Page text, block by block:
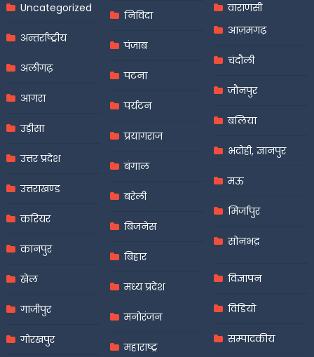
Uncategorized
अन्तर्राष्ट्रीय
अलीगढ़
आगरा
उड़ीसा
उत्तर प्रदेश
उत्तराखण्ड
करियर
कानपुर
खेल
गाजीपुर
गोरखपुर
निविदा
पंजाब
पटना
पर्यटन
प्रयागराज
बंगाल
बरेली
बिजनेस
बिहार
मध्य प्रदेश
मनोरंजन
महाराष्ट्र
वाराणसी
आज़मगढ़
चंदौली
जौनपुर
बलिया
भदोही, ज्ञानपुर
मऊ
मिर्जापुर
सोनभद्र
विज्ञापन
विडियो
सम्पादकीय